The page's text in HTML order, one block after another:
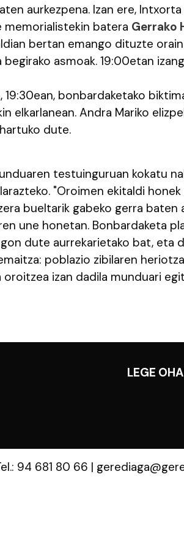
aurkezpena. Izan ere, Intxorta
memorialistekin batera Gerrako
bertan emango dituzte
asmoak. 19:00etan
19:30ean, bonbardaketako
elkarlanean. Andra Mariko
dute.
testuinguruan kokatu
"Oroimen ekitaldi
bueltarik gabeko gerra baten
une honetan. Bonbardaketa
dute aurrekarietako bat, eta
poblazio zibilaren
izan dadila munduari
LEGE
94 681 80 66 |